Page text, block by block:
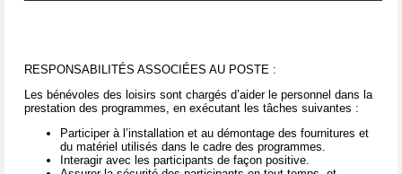
RESPONSABILITÉS ASSOCIÉES AU POSTE :
Les bénévoles des loisirs sont chargés d’aider le personnel dans la
prestation des programmes, en exécutant les tâches suivantes :
Participer à l’installation et au démontage des fournitures et
du matériel utilisés dans le cadre des programmes.
Interagir avec les participants de façon positive.